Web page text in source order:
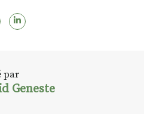
par
Geneste